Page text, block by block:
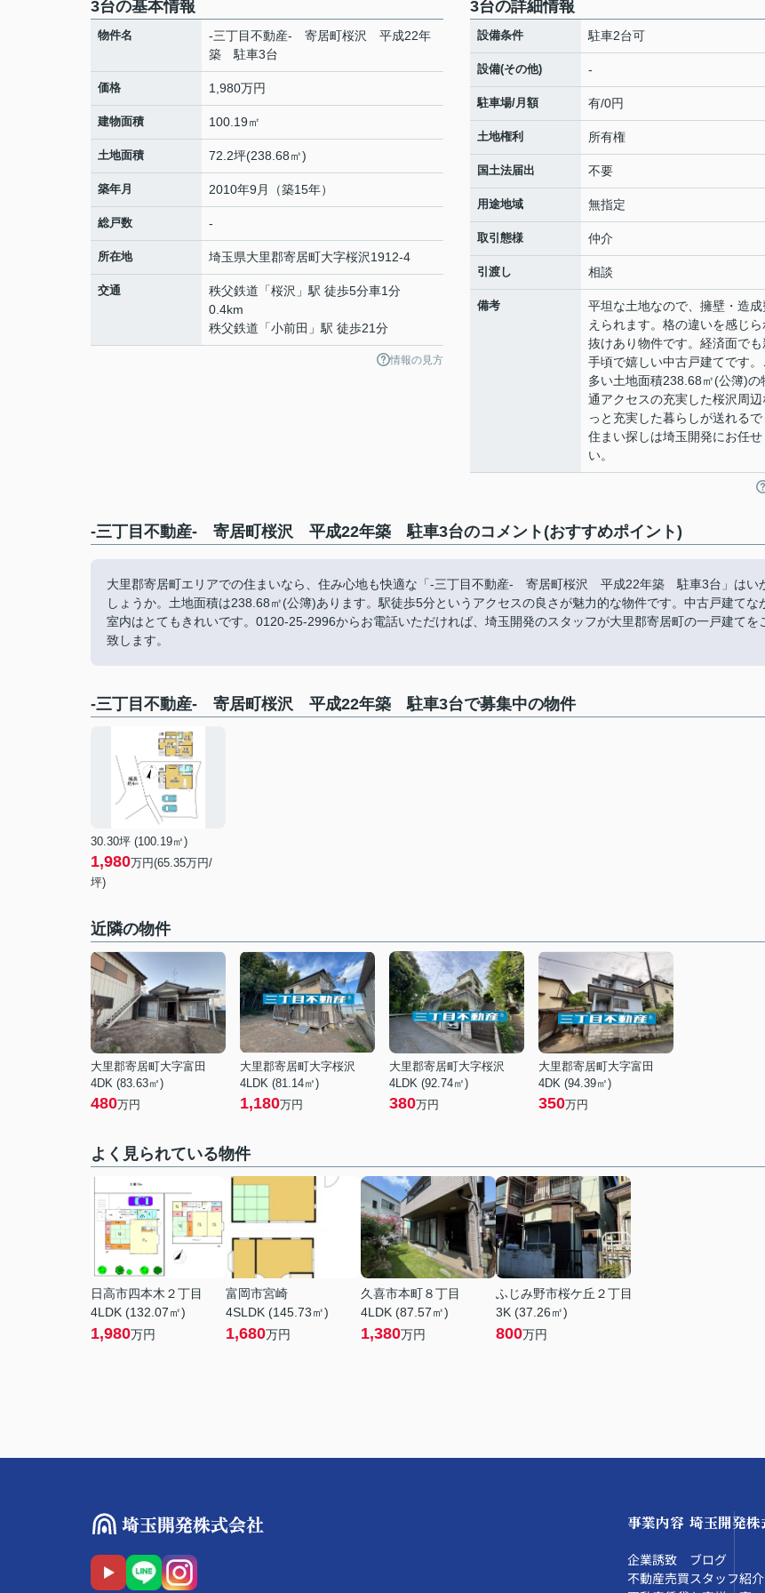
3台の基本情報
物件名
-三丁目不動産- 寄居町桜沢 平成22年
築 駐車3台
価格 1,980万円
建物面積 100.19㎡
土地面積 72.2坪(238.68㎡)
築年月 2010年9月（築15年）
総戸数 -
所在地 埼玉県大里郡寄居町大字桜沢1912-4
交通 秩父鉄道 「桜沢 」駅 徒歩5分車1分
0.4km
秩父鉄道 「小前田 」駅 徒歩21分
情報の見方
3台の詳細情報
設備条件 駐車2台可
設備(その他) -
駐車場/月額 有/0円
土地権利 所有権
国土法届出 不要
用途地域 無指定
取引態様 仲介
引渡し 相談
備考
平坦な土地なので、擁壁・造成
えられます。格の違いを感じら
抜けあり物件です。経済面でも
手頃で嬉しい中古戸建てです
多い土地面積238.68㎡(公簿)の
通アクセスの充実した桜沢周辺
っと充実した暮らしが送れるで
住まい探しは埼玉開発にお任せ
い。
-三丁目不動産- 寄居町桜沢 平成22年築 駐車3台のコメント(おすすめポイント)
大里郡寄居町エリアでの住まいなら、住み心地も快適な「-三丁目不動産- 寄居町桜沢 平成22年築 駐車3台」はい
しょうか。土地面積は238.68㎡(公簿)あります。駅徒歩5分というアクセスの良さが魅力的な物件です。中古戸建てな
室内はとてもきれいです。0120-25-2996からお電話いただければ、埼玉開発のスタッフが大里郡寄居町の一戸建てを
致します。
-三丁目不動産- 寄居町桜沢 平成22年築 駐車3台で募集中の物件
30.30坪 (100.19㎡)
1,980万円(65.35万円/
坪)
近隣の物件
大里郡寄居町大字富田
4DK (83.63㎡)
480万円
大里郡寄居町大字桜沢
4LDK (81.14㎡)
1,180万円
大里郡寄居町大字桜沢
4LDK (92.74㎡)
380万円
大里郡寄居町大字富田
4DK (94.39㎡)
350万円
よく見られている物件
日高市四本木２丁目
4LDK (132.07㎡)
1,980万円
富岡市宮崎
4SLDK (145.73㎡)
1,680万円
久喜市本町８丁目
4LDK (87.57㎡)
1,380万円
ふじみ野市桜ケ丘２丁目
3K (37.26㎡)
800万円
事業内容
企業誘致
不動産売買
埼玉開発株
ブログ
スタッフ紹介